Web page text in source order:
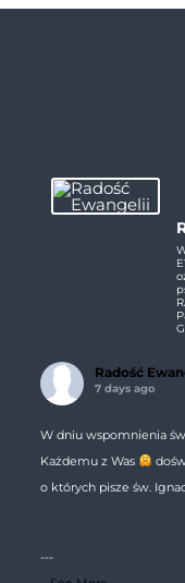
Radość
7 days ago
W dniu wspomnienia
Każdemu z Was
o których pisze św.
---